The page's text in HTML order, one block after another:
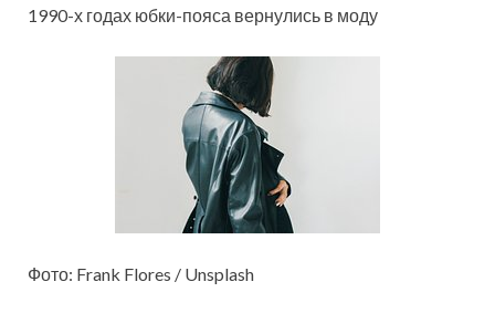
1990-х годах юбки-пояса вернулись в моду
Фото: Frank Flores / Unsplash